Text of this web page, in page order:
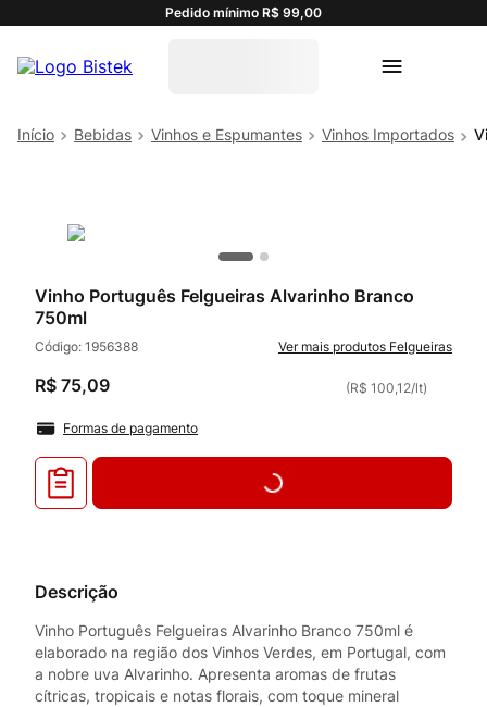
Pedido mínimo R$ 99,00
Bebidas Vinhos e Espumantes Vinhos Importados
Vinho Português Felgueiras Alvarinho Branco
750ml
Código: 1956388 Felgueiras
R$ 75,09 (R$ 100,12/lt)
Formas de pagamento
Descrição
Vinho Português Felgueiras Alvarinho Branco 750ml é
elaborado na região dos Vinhos Verdes, em Portugal, com
a nobre uva Alvarinho. Apresenta aromas de frutas
cítricas, tropicais e notas florais, com toque mineral